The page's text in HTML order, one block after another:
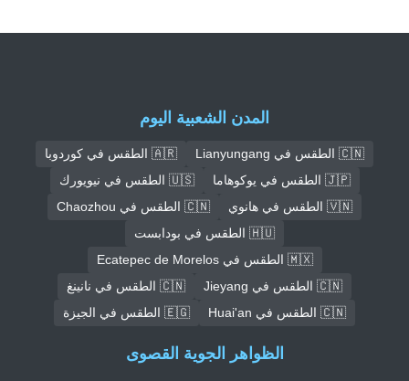
المدن الشعبية اليوم
🇨🇳 الطقس في Lianyungang
🇦🇷 الطقس في كوردوبا
🇯🇵 الطقس في يوكوهاما
🇺🇸 الطقس في نيويورك
🇻🇳 الطقس في هانوي
🇨🇳 الطقس في Chaozhou
🇭🇺 الطقس في بودابست
🇲🇽 الطقس في Ecatepec de Morelos
🇨🇳 الطقس في Jieyang
🇨🇳 الطقس في نانينغ
🇨🇳 الطقس في Huai'an
🇪🇬 الطقس في الجيزة
الظواهر الجوية القصوى